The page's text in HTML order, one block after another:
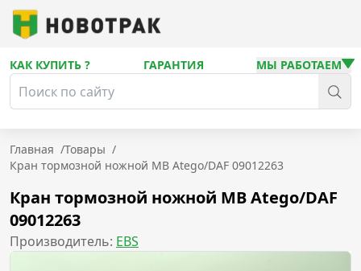
КАК КУПИТЬ ? ГАРАНТИЯ МЫ РАБОТАЕМ
Главная /Товары /
Кран тормозной ножной MB Atego/DAF 09012263
Кран тормозной ножной MB Atego/DAF
09012263
Производитель: EBS